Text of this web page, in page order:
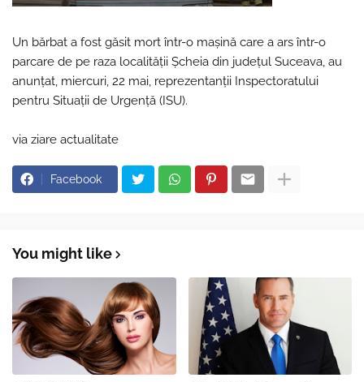
Un bărbat a fost găsit mort într-o maşină care a ars într-o
parcare de pe raza localităţii Şcheia din judeţul Suceava, au
anunţat, miercuri, 22 mai, reprezentanţii Inspectoratului
pentru Situaţii de Urgenţă (ISU).
via ziare actualitate
Facebook
You might like